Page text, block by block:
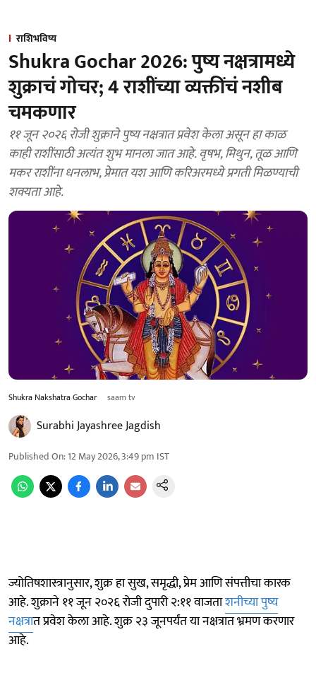
राशिभविष्य
Shukra Gochar 2026: पुष्य नक्षत्रामध्ये
शुक्राचं गोचर; 4 राशींच्या व्यक्तींचं नशीब
चमकणार
११ जून २०२६ रोजी शुक्राने पुष्य नक्षत्रात प्रवेश केला असून हा काळ
काही राशींसाठी अत्यंत शुभ मानला जात आहे. वृषभ, मिथुन, तूळ आणि
मकर राशींना धनलाभ, प्रेमात यश आणि करिअरमध्ये प्रगती मिळण्याची
शक्यता आहे.
Shukra Nakshatra Gochar saam tv
Surabhi Jayashree Jagdish
Published On:12 May 2026, 3:49 pm IST
ज्योतिषशास्त्रानुसार, शुक्र हा सुख, समृद्धी, प्रेम आणि संपत्तीचा कारक
आहे. शुक्राने ११ जून २०२६ रोजी दुपारी २:११ वाजताशनीच्या पुष्य
नक्षत्रात प्रवेश केला आहे. शुक्र २३ जूनपर्यंत या नक्षत्रात भ्रमण करणार
आहे.